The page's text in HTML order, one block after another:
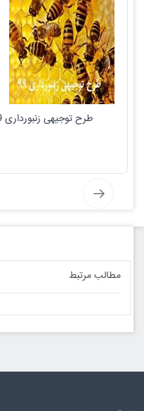
طرح توجیهی زنبورداری 99 | سرمایه لازم برای زنبورداری
مطالب مرتبط